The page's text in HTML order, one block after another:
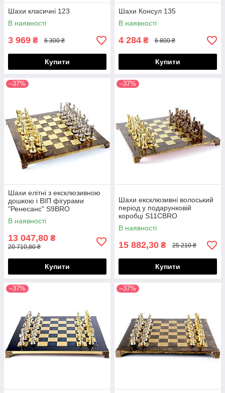
Шахи класичні 123
В наявності
3 969 ₴ 6 300 ₴
Купити
Шахи Консул 135
В наявності
4 284 ₴ 6 800 ₴
Купити
–37%
Шахи елітні з ексклюзивною
дошкою і ВІП фігурами
"Ренесанс" S9BRO
В наявності
13 047,80 ₴
20 710,80 ₴
Купити
–37%
Шахи ексклюзивні волоський
період у подарунковій
коробці S11CBRO
В наявності
15 882,30 ₴ 25 210 ₴
Купити
–37% –37%